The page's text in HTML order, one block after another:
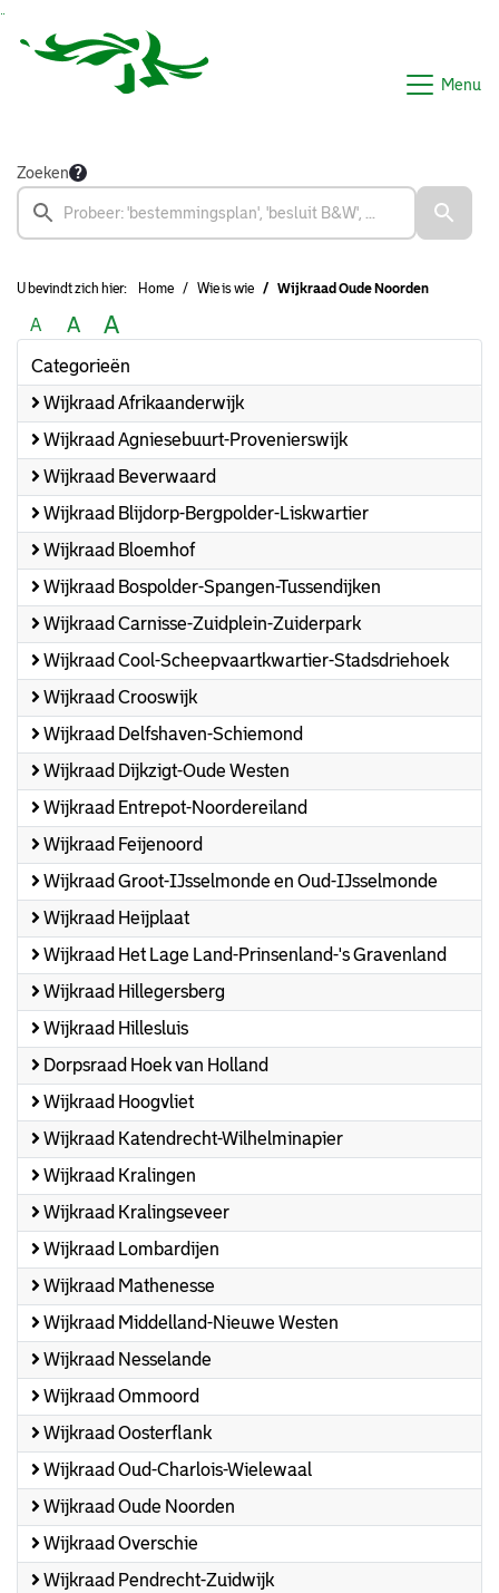
Menu
Zoeken
U bevindt zich hier: Home Wie is wie Wijkraad Oude Noorden
A A A
Categorieën
Wijkraad Afrikaanderwijk
Wijkraad Agniesebuurt-Provenierswijk
Wijkraad Beverwaard
Wijkraad Blijdorp-Bergpolder-Liskwartier
Wijkraad Bloemhof
Wijkraad Bospolder-Spangen-Tussendijken
Wijkraad Carnisse-Zuidplein-Zuiderpark
Wijkraad Cool-Scheepvaartkwartier-Stadsdriehoek
Wijkraad Crooswijk
Wijkraad Delfshaven-Schiemond
Wijkraad Dijkzigt-Oude Westen
Wijkraad Entrepot-Noordereiland
Wijkraad Feijenoord
Wijkraad Groot-IJsselmonde en Oud-IJsselmonde
Wijkraad Heijplaat
Wijkraad Het Lage Land-Prinsenland-'s Gravenland
Wijkraad Hillegersberg
Wijkraad Hillesluis
Dorpsraad Hoek van Holland
Wijkraad Hoogvliet
Wijkraad Katendrecht-Wilhelminapier
Wijkraad Kralingen
Wijkraad Kralingseveer
Wijkraad Lombardijen
Wijkraad Mathenesse
Wijkraad Middelland-Nieuwe Westen
Wijkraad Nesselande
Wijkraad Ommoord
Wijkraad Oosterflank
Wijkraad Oud-Charlois-Wielewaal
Wijkraad Oude Noorden
Wijkraad Overschie
Wijkraad Pendrecht-Zuidwijk